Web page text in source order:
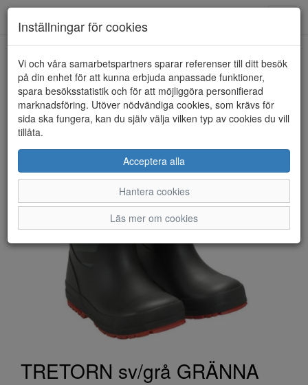
HEM TRETORN
TRETORN sv/grå GRÄNNA
Inställningar för cookies
Vi och våra samarbetspartners sparar referenser till ditt besök
på din enhet för att kunna erbjuda anpassade funktioner,
spara besöksstatistik och för att möjliggöra personifierad
marknadsföring. Utöver nödvändiga cookies, som krävs för
sida ska fungera, kan du själv välja vilken typ av cookies du vill
tillåta.
Acceptera alla
Hantera cookies
Läs mer om cookies